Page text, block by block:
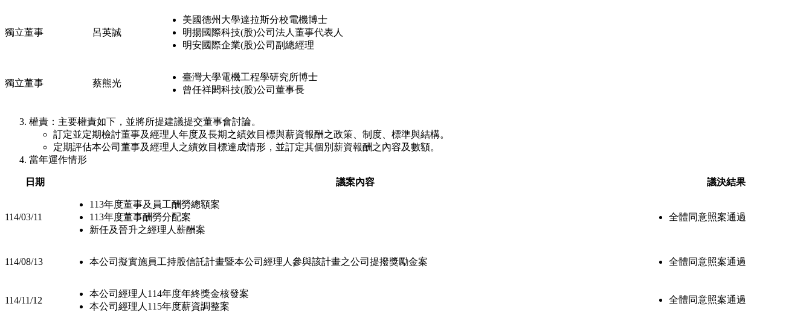
獨立董事 呂英誠
美國德州大學達拉斯分校電機博士
明揚國際科技(股)公司法人董事代表人
明安國際企業(股)公司副總經理
獨立董事 蔡熊光
臺灣大學電機工程學研究所博士
曾任祥閎科技(股)公司董事長
權責：主要權責如下，並將所提建議提交董事會討論。
訂定並定期檢討董事及經理人年度及長期之績效目標與薪資報酬之政策、制度、標準與結構。
定期評估本公司董事及經理人之績效目標達成情形，並訂定其個別薪資報酬之內容及數額。
當年運作情形
日期 議案內容 議決結果
114/03/11
113年度董事及員工酬勞總額案
113年度董事酬勞分配案
新任及晉升之經理人薪酬案
全體同意照案通過
114/08/13 本公司擬實施員工持股信託計畫暨本公司經理人參與該計畫之公司提撥獎勵金案 全體同意照案通過
114/11/12
本公司經理人114年度年終獎金核發案
本公司經理人115年度薪資調整案
全體同意照案通過